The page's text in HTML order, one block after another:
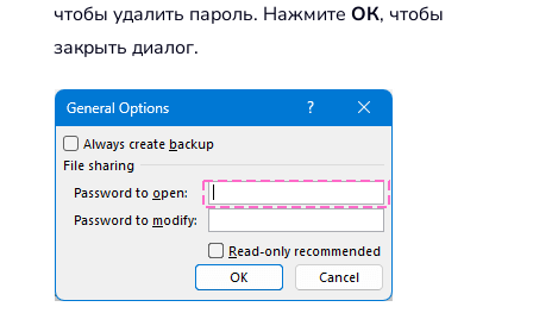
чтобы удалить пароль. Нажмите ОК, чтобы
закрыть диалог.